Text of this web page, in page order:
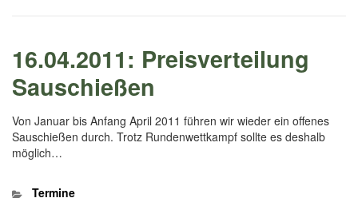
16.04.2011: Preisverteilung
Sauschießen
Von Januar bis Anfang April 2011 führen wir wieder ein offenes
Sauschießen durch. Trotz Rundenwettkampf sollte es deshalb
möglich…
Kategorien
Termine